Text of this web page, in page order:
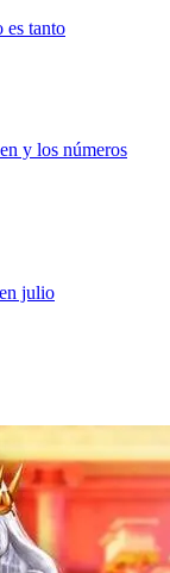
tanto
y los números
julio